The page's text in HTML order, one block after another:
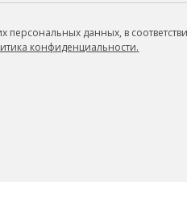
персональных данных, в
конфиденциальности.